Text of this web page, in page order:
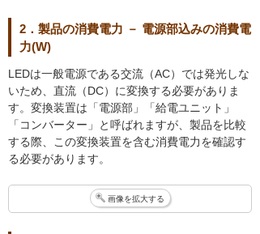
2．製品の消費電力 － 電源部込みの消費電
力(W)
LEDは一般電源である交流（AC）では発光しな
いため、直流（DC）に変換する必要がありま
す。変換装置は「電源部」「給電ユニット」
「コンバーター」と呼ばれますが、製品を比較
する際、この変換装置を含む消費電力を確認す
る必要があります。
画像を拡大する